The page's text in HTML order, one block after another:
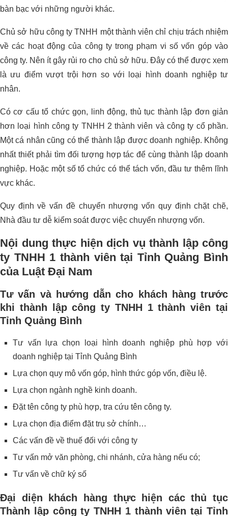
bàn bạc với những người khác.
Chủ sở hữu công ty TNHH một thành viên chỉ chịu trách nhiệm
về các hoạt động của công ty trong phạm vi số vốn góp vào
công ty. Nên ít gây rủi ro cho chủ sở hữu. Đây có thể được xem
là ưu điểm vượt trội hơn so với loại hình doanh nghiệp tư
nhân.
Có cơ cấu tổ chức gọn, linh động, thủ tục thành lập đơn giản
hơn loại hình công ty TNHH 2 thành viên và công ty cổ phần.
Một cá nhân cũng có thể thành lập được doanh nghiệp. Không
nhất thiết phải tìm đối tượng hợp tác để cùng thành lập doanh
nghiệp. Hoặc một số tổ chức có thể tách vốn, đầu tư thêm lĩnh
vực khác.
Quy định về vấn đề chuyển nhượng vốn quy định chặt chẽ,
Nhà đầu tư dễ kiểm soát được việc chuyển nhượng vốn.
Nội dung thực hiện dịch vụ thành lập công
ty TNHH 1 thành viên tại Tỉnh Quảng Bình
của Luật Đại Nam
Tư vấn và hướng dẫn cho khách hàng trước
khi thành lập công ty TNHH 1 thành viên tại
Tỉnh Quảng Bình
Tư vấn lựa chọn loại hình doanh nghiệp phù hợp với
doanh nghiệp tại Tỉnh Quảng Bình
Lựa chọn quy mô vốn góp, hình thức góp vốn, điều lệ.
Lựa chọn ngành nghề kinh doanh.
Đặt tên công ty phù hợp, tra cứu tên công ty.
Lựa chọn địa điểm đặt trụ sở chính…
Các vấn đề về thuế đối với công ty
Tư vấn mở văn phòng, chi nhánh, cửa hàng nếu có;
Tư vấn về chữ ký số
Đại diện khách hàng thực hiện các thủ tục
Thành lập công ty TNHH 1 thành viên tại Tỉnh